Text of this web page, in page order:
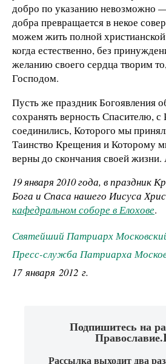
добро по указанию невозможно
добра превращается в некое
можем жить полной
когда естественно, без
желанию своего сердца творим
Господом.
Пусть же праздник Богоявления
сохранять верность Спасителю,
соединились, Которого мы
Таинство Крещения и Которому
верны до скончания своей
19 января 2010 года, в праздник
Бога и Спаса нашего Иисуса
кафедральном соборе в Елохове.
Святейший Патриарх
Пресс-служба Патриарха
17 января 2012 г.
Подпишитесь на
Рассылка выходит два